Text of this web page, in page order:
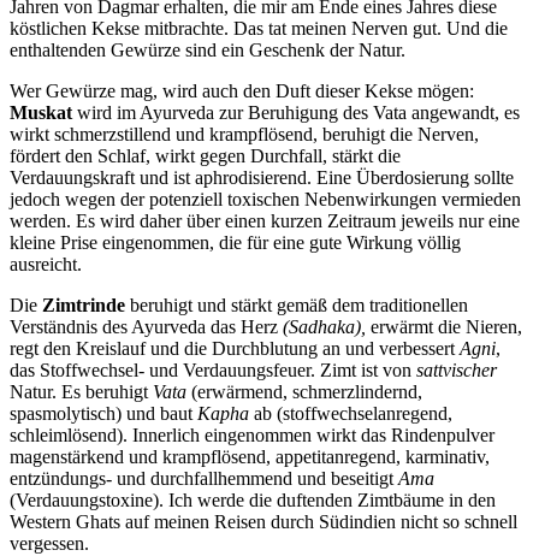
Jahren von Dagmar erhalten, die mir am Ende eines Jahres diese
köstlichen Kekse mitbrachte. Das tat meinen Nerven gut. Und die
enthaltenden Gewürze sind ein Geschenk der Natur.
Wer Gewürze mag, wird auch den Duft dieser Kekse mögen:
Muskat wird im Ayurveda zur Beruhigung des Vata angewandt, es
wirkt schmerzstillend und krampflösend, beruhigt die Nerven,
fördert den Schlaf, wirkt gegen Durchfall, stärkt die
Verdauungskraft und ist aphrodisierend. Eine Überdosierung sollte
jedoch wegen der potenziell toxischen Nebenwirkungen vermieden
werden. Es wird daher über einen kurzen Zeitraum jeweils nur eine
kleine Prise eingenommen, die für eine gute Wirkung völlig
ausreicht.
Die Zimtrinde beruhigt und stärkt gemäß dem traditionellen
Verständnis des Ayurveda das Herz (Sadhaka), erwärmt die Nieren,
regt den Kreislauf und die Durchblutung an und verbessert Agni,
das Stoffwechsel- und Verdauungsfeuer. Zimt ist von sattvischer
Natur. Es beruhigt Vata (erwärmend, schmerzlindernd,
spasmolytisch) und baut Kapha ab (stoffwechselanregend,
schleimlösend). Innerlich eingenommen wirkt das Rindenpulver
magenstärkend und krampflösend, appetitanregend, karminativ,
entzündungs- und durchfallhemmend und beseitigt Ama
(Verdauungstoxine). Ich werde die duftenden Zimtbäume in den
Western Ghats auf meinen Reisen durch Südindien nicht so schnell
vergessen.